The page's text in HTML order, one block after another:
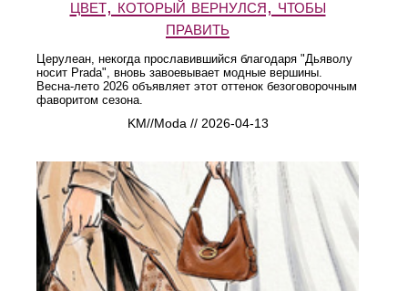
цвет, который вернулся, чтобы
править
Церулеан, некогда прославившийся благодаря "Дьяволу
носит Prada", вновь завоевывает модные вершины.
Весна-лето 2026 объявляет этот оттенок безоговорочным
фаворитом сезона.
KM//Moda // 2026-04-13